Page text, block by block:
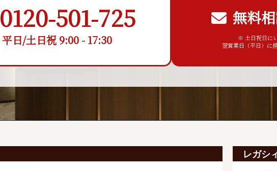
0120-501-725
平日/土日祝 9:00 - 17:30
無料
※ 土日祝日に
翌営業日（平日）に
レガシ